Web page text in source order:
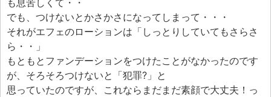
お問い合わせフォーム
も息苦しくて・・
でも、つけないとかさかさになってしまって・・・
それがエフェのローションは「しっとりしていてもさらさ
ら・・」
もともとファンデーションをつけたことがなかったのです
が、そろそろつけないと「犯罪?」と
思っていたのですが、これならまだまだ素顔で大丈夫！っ